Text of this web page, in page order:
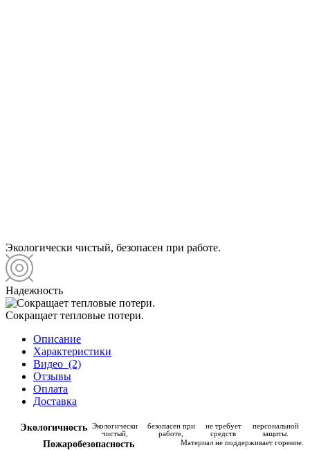
Экологически чистый, безопасен при работе.
Надежность
Cокращает тепловые потери.
Описание
Характеристики
Видео (2)
Отзывы
Оплата
Доставка
Экологичность
Экологически
чистый,
безопасен при
работе,
не требует
средств
персональной
защиты.
Пожаробезопасность Материал не поддерживает горение.